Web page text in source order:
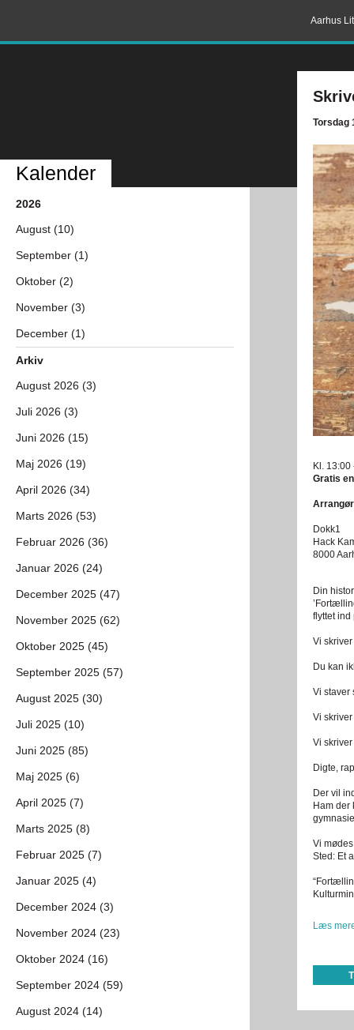
Aarhus
Torsdag
Kl. 13:00
Gratis
Dokk1
Hack
8000
Din
flyttet ind
Vi
Du kan
Vi staver
Vi
Vi
Digte,
Der vil
Ham der
Vi
Sted: Et
Læs
Kalender
2026
August (10)
September (1)
Oktober (2)
November (3)
December (1)
Arkiv
August 2026 (3)
Juli 2026 (3)
Juni 2026 (15)
Maj 2026 (19)
April 2026 (34)
Marts 2026 (53)
Februar 2026 (36)
Januar 2026 (24)
December 2025 (47)
November 2025 (62)
Oktober 2025 (45)
September 2025 (57)
August 2025 (30)
Juli 2025 (10)
Juni 2025 (85)
Maj 2025 (6)
April 2025 (7)
Marts 2025 (8)
Februar 2025 (7)
Januar 2025 (4)
December 2024 (3)
November 2024 (23)
Oktober 2024 (16)
September 2024 (59)
August 2024 (14)